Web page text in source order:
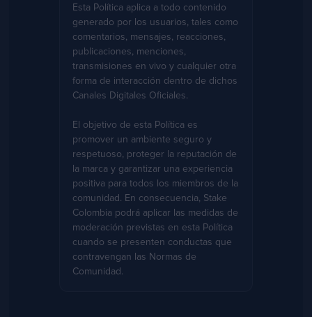
Esta Política aplica a todo contenido
generado por los usuarios, tales como
comentarios, mensajes, reacciones,
publicaciones, menciones,
transmisiones en vivo y cualquier otra
forma de interacción dentro de dichos
Canales Digitales Oficiales.
El objetivo de esta Política es
promover un ambiente seguro y
respetuoso, proteger la reputación de
la marca y garantizar una experiencia
positiva para todos los miembros de la
comunidad. En consecuencia, Stake
Colombia podrá aplicar las medidas de
moderación previstas en esta Política
cuando se presenten conductas que
contravengan las Normas de
Comunidad.